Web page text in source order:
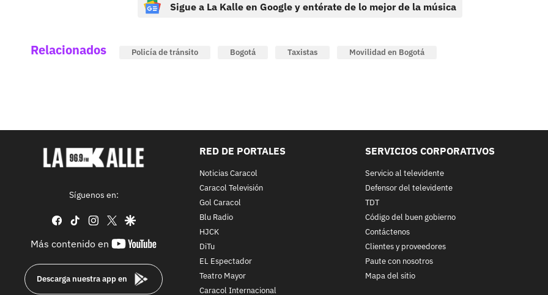
Sigue a La Kalle en Google y entérate de lo mejor de la música
Relacionados Policía de tránsito Bogotá Taxistas Movilidad en Bogotá
Síguenos en:
facebook
tiktok instagram
twittergoogle
Más contenido en
youtube-
Descarga nuestra app en
RED DE PORTALES
Noticias Caracol
Caracol Televisión
Gol Caracol
Blu Radio
HJCK
DiTu
EL Espectador
Teatro Mayor
Caracol Internacional
SERVICIOS CORPORATIVOS
Servicio al televidente
Defensor del televidente
TDT
Código del buen gobierno
Contáctenos
Clientes y proveedores
Paute con nosotros
Mapa del sitio